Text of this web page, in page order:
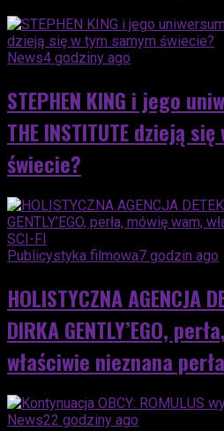
News4 godziny ago
STEPHEN KING i jego
THE INSTITUTE dzieją
świecie?
Publicystyka filmowa7 godzin ago
HOLISTYCZNA AGENCJA
DIRKA GENTLY’EGO,
właściwie nieznana
News22 godziny ago